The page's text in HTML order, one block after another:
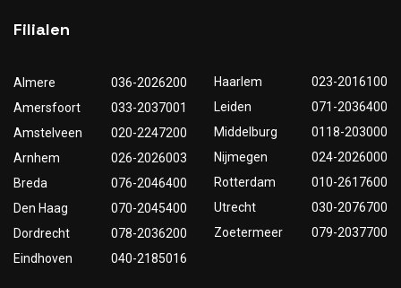
Filialen
Almere
036-2026200
Amersfoort
033-2037001
Amstelveen
020-2247200
Arnhem
026-2026003
Breda
076-2046400
Den Haag
070-2045400
Dordrecht
078-2036200
Eindhoven
040-2185016
Haarlem
023-2016100
Leiden
071-2036400
Middelburg
0118-203000
Nijmegen
024-2026000
Rotterdam
010-2617600
Utrecht
030-2076700
Zoetermeer
079-2037700